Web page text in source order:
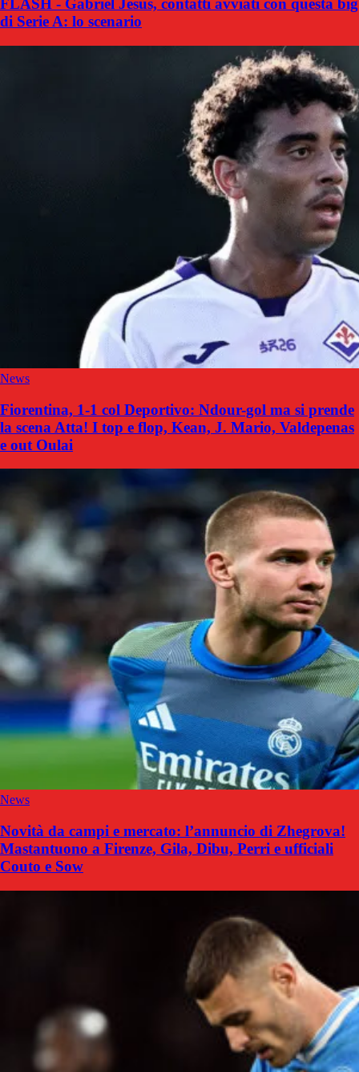
FLASH - Gabriel Jesus, contatti avviati con questa big
di Serie A: lo scenario
News
Fiorentina, 1-1 col Deportivo: Ndour-gol ma si prende
la scena Atta! I top e flop, Kean, J. Mario, Valdepenas
e out Oulai
News
Novità da campi e mercato: l’annuncio di Zhegrova!
Mastantuono a Firenze, Gila, Dibu, Perri e ufficiali
Couto e Sow